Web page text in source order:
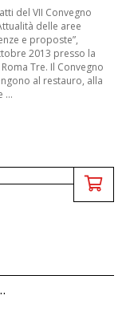
del VII Convegno
delle aree
e proposte”,
2013 presso la
Tre. Il Convegno
al restauro, alla
...